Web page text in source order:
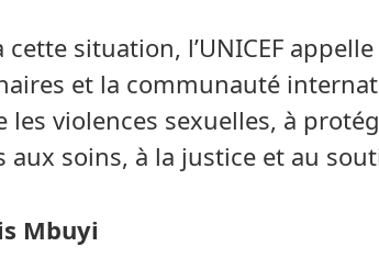
cette situation, l’UNICEF
et la communauté
les violences sexuelles, à
aux soins, à la justice et au
Mbuyi